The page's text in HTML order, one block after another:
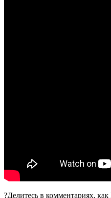
?Делитесь в комментариях,